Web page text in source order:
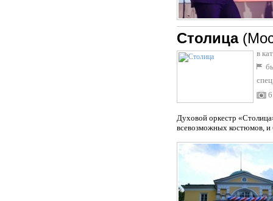
Столица
в
6
Духовой оркестр
всевозможных костюмов, и